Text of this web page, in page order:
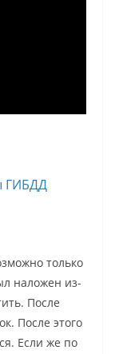
ГИБДД
только
наложен из-
После
После этого
Если же по